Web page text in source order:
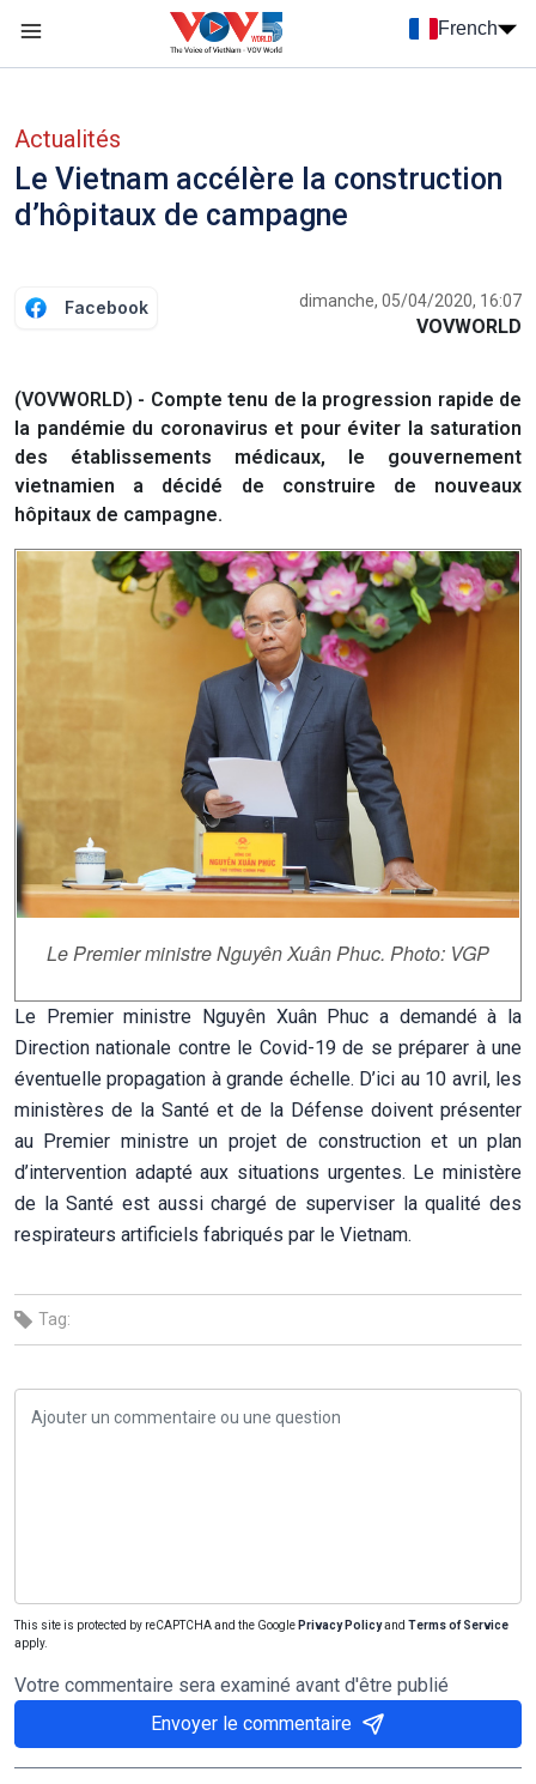
French
Actualités
Le Vietnam accélère la construction
d’hôpitaux de campagne
Facebook dimanche, 05/04/2020, 16:07
VOVWORLD
(VOVWORLD) - Compte tenu de la progression rapide de
la pandémie du coronavirus et pour éviter la saturation
des établissements médicaux, le gouvernement
vietnamien a décidé de construire de nouveaux
hôpitaux de campagne.
Le Premier ministre Nguyên Xuân Phuc. Photo: VGP
Le Premier ministre Nguyên Xuân Phuc a demandé à la
Direction nationale contre le Covid-19 de se préparer à une
éventuelle propagation à grande échelle. D’ici au 10 avril, les
ministères de la Santé et de la Défense doivent présenter
au Premier ministre un projet de construction et un plan
d’intervention adapté aux situations urgentes. Le ministère
de la Santé est aussi chargé de superviser la qualité des
respirateurs artificiels fabriqués par le Vietnam.
Tag:
This site is protected by reCAPTCHA and the Google Privacy Policyand Terms of Service
apply.
Votre commentaire sera examiné avant d'être publié
Envoyer le commentaire